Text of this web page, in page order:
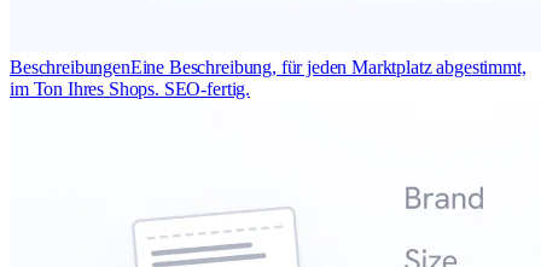
BeschreibungenEine Beschreibung, für jeden Marktplatz abgestimmt,
im Ton Ihres Shops. SEO-fertig.